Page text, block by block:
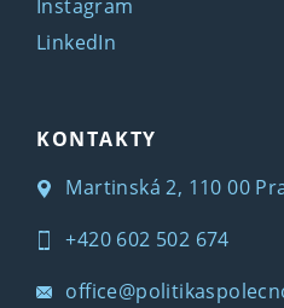
Instagram
LinkedIn
KONTAKTY
Martinská 2, 110 00
+420 602 502 674